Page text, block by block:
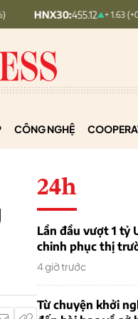
+ 1.63 (+0.36%)
CÔNG NGHỆ
24h
Lần đầu vượt 1 tỷ
chinh phục thị
4 giờ trước
Từ chuyện khởi